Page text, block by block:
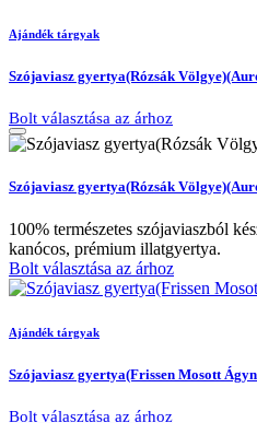
Ajándék tárgyak
Szójaviasz gyertya(Rózsák
Bolt választása az árhoz
Szójaviasz gyertya(Rózsák
100% természetes szójaviaszból
kanócos, prémium illatgyertya.
Bolt választása az árhoz
Ajándék tárgyak
Szójaviasz gyertya(Frissen Mosott
Bolt választása az árhoz